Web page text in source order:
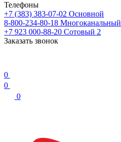
Телефоны
+7 (383) 383-07-02 Основной
8-800-234-80-18 Многоканальный
+7 923 000-88-20 Сотовый 2
Заказать звонок
0
0
0